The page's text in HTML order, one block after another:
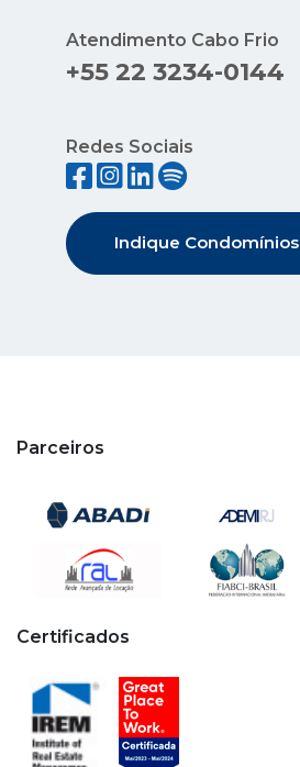
Atendimento Cabo Frio
+55 22 3234-0144
Redes Sociais
Indique Condomínios
Parceiros
Certificados